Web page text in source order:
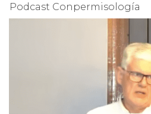
Podcast Conpermisología